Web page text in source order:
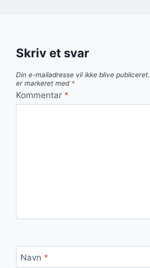
Skriv et svar
Din e-mailadresse vil ikke blive publiceret.
er markeret med *
Kommentar *
Navn *